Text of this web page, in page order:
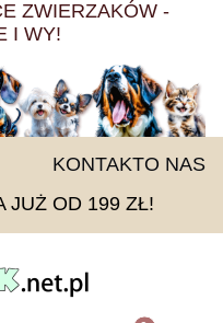
ZWIERZAKÓW -
I WY!
KONTAKTO NAS
JUŻ OD 199 ZŁ!